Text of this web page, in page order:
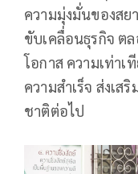
ความมุ่งมั่นของส
ขับเคลื่อนธุรกิจ ต
โอกาส ความเท่า
ความสำเร็จ ส่งเ
ชาติต่อไป